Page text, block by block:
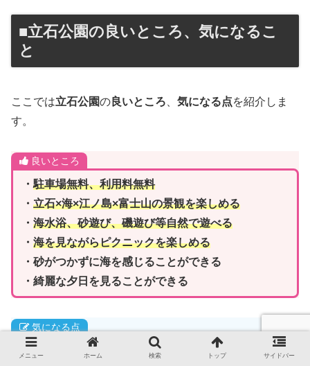
■立石公園の良いところ、気になるこ
と
ここでは立石公園の 良いところ 気になる点を紹介しま
す。
良いところ
・ 駐車場無料、利用料無料
・ 立石×海×江ノ島×富士山の景観を楽しめる
・ 海水浴、砂遊び、磯遊び等自然で遊べる
・ 海を見ながらピクニックを楽しめる
・砂がつかずに海を感じることができる
・綺麗な夕日を見ることができる
気になる点
・
ブランコやすべり台などの複合遊具はない
メニュー ホーム 検索 トップ サイドバー